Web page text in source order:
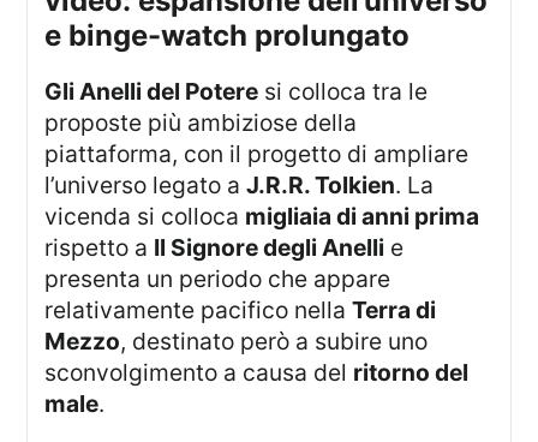
e binge-watch prolungato
Gli Anelli del Potere si colloca tra le
proposte più ambiziose della
piattaforma, con il progetto di ampliare
l’universo legato aJ.R.R. Tolkien. La
vicenda si colloca migliaia di anni prima
rispetto a Il Signore degli Anelli e
presenta un periodo che appare
relativamente pacifico nellaTerra di
Mezzo, destinato però a subire uno
sconvolgimento a causa del ritorno del
male.